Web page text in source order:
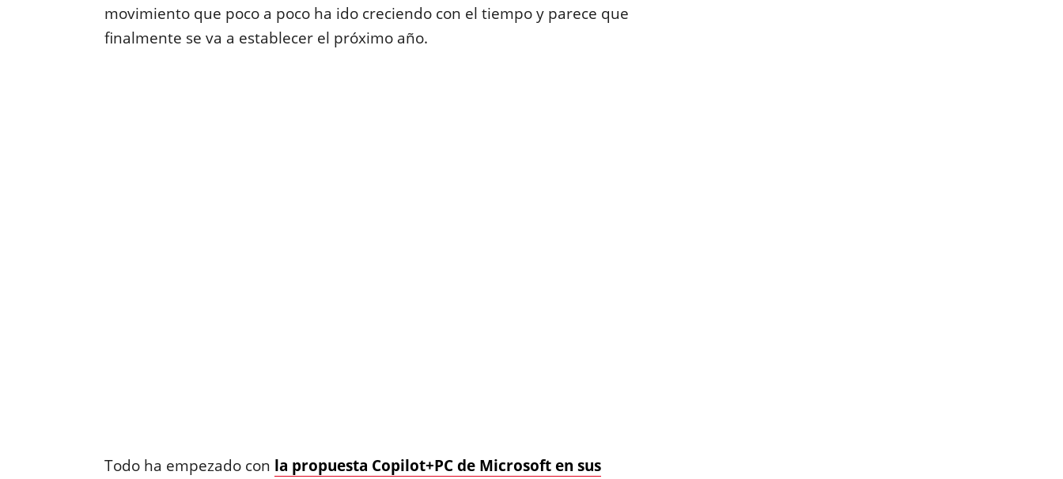
movimiento que poco a poco ha ido creciendo con el tiempo y parece que
finalmente se va a establecer el próximo año.
Todo ha empezado con la propuesta Copilot+PC de Microsoft en sus